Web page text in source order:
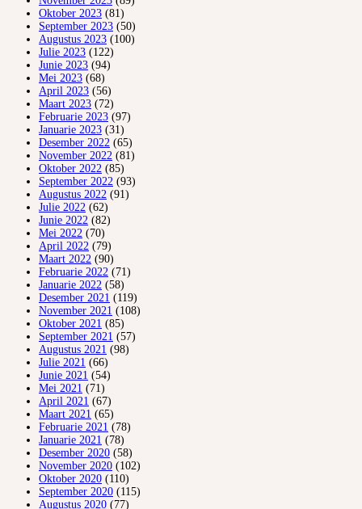
Oktober 2023 (81)
September 2023 (50)
Augustus 2023 (100)
Julie 2023 (122)
Junie 2023 (94)
Mei 2023 (68)
April 2023 (56)
Maart 2023 (72)
Februarie 2023 (97)
Januarie 2023 (31)
Desember 2022 (65)
November 2022 (81)
Oktober 2022 (85)
September 2022 (93)
Augustus 2022 (91)
Julie 2022 (62)
Junie 2022 (82)
Mei 2022 (70)
April 2022 (79)
Maart 2022 (90)
Februarie 2022 (71)
Januarie 2022 (58)
Desember 2021 (119)
November 2021 (108)
Oktober 2021 (85)
September 2021 (57)
Augustus 2021 (98)
Julie 2021 (66)
Junie 2021 (54)
Mei 2021 (71)
April 2021 (67)
Maart 2021 (65)
Februarie 2021 (78)
Januarie 2021 (78)
Desember 2020 (58)
November 2020 (102)
Oktober 2020 (110)
September 2020 (115)
Augustus 2020 (77)